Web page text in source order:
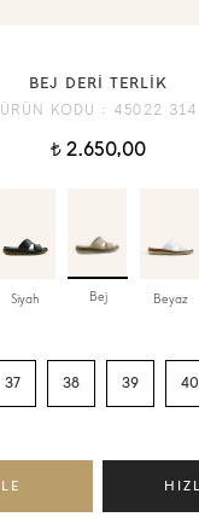
BEJ DERİ TERLİK
ÜRÜN KODU : 45022 314
t2.650,00
Siyah Bej Beyaz
37 38 39 40